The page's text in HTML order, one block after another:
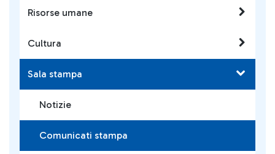
Risorse umane
Cultura
Sala stampa
Notizie
Comunicati stampa